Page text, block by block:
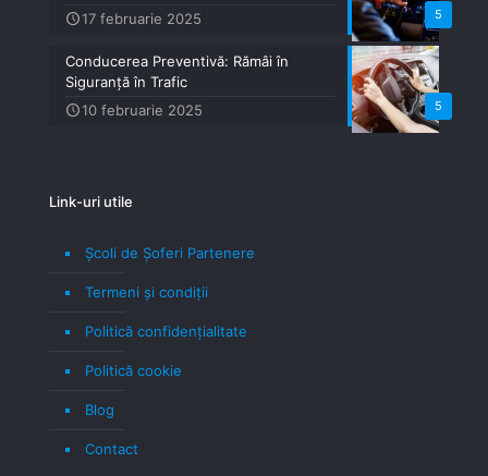
5
17 februarie 2025
5
Conducerea Preventivă: Rămâi în
Siguranță în Trafic
10 februarie 2025
Link-uri utile
Școli de Șoferi Partenere
Termeni şi condiţii
Politică confidenţialitate
Politică cookie
Blog
Contact